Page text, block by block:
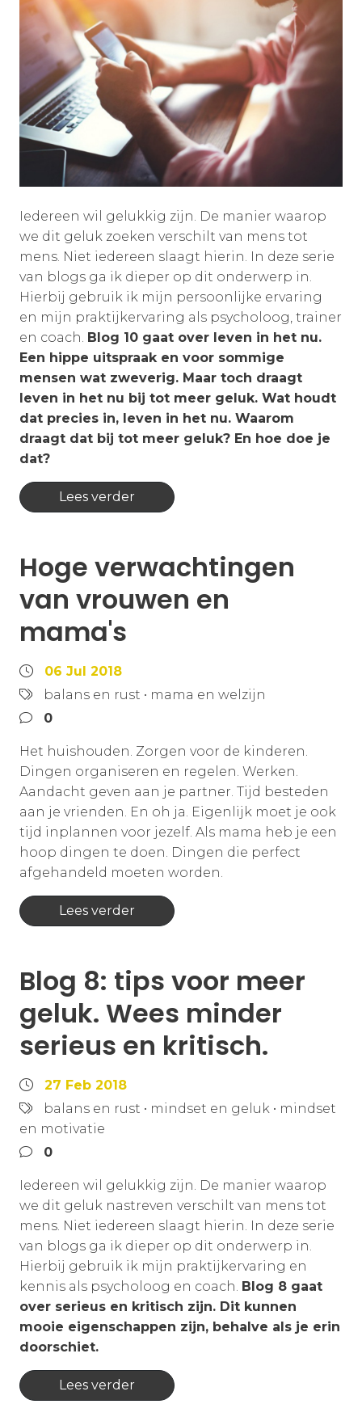
Iedereen wil gelukkig zijn. De manier waarop
we dit geluk zoeken verschilt van mens tot
mens. Niet iedereen slaagt hierin. In deze serie
van blogs ga ik dieper op dit onderwerp in.
Hierbij gebruik ik mijn persoonlijke ervaring
en mijn praktijkervaring als psycholoog, trainer
en coach. Blog 10 gaat over leven in het nu.
Een hippe uitspraak en voor sommige
mensen wat zweverig. Maar toch draagt
leven in het nu bij tot meer geluk. Wat houdt
dat precies in, leven in het nu. Waarom
draagt dat bij tot meer geluk? En hoe doe je
dat?
Lees verder
Hoge verwachtingen
van vrouwen en
mama's
06 Jul 2018
balans en rust • mama en welzijn
0
Het huishouden. Zorgen voor de kinderen.
Dingen organiseren en regelen. Werken.
Aandacht geven aan je partner. Tijd besteden
aan je vrienden. En oh ja. Eigenlijk moet je ook
tijd inplannen voor jezelf. Als mama heb je een
hoop dingen te doen. Dingen die perfect
afgehandeld moeten worden.
Lees verder
Blog 8: tips voor meer
geluk. Wees minder
serieus en kritisch.
27 Feb 2018
balans en rust • mindset en geluk • mindset
en motivatie
0
Iedereen wil gelukkig zijn. De manier waarop
we dit geluk nastreven verschilt van mens tot
mens. Niet iedereen slaagt hierin. In deze serie
van blogs ga ik dieper op dit onderwerp in.
Hierbij gebruik ik mijn praktijkervaring en
kennis als psycholoog en coach. Blog 8 gaat
over serieus en kritisch zijn. Dit kunnen
mooie eigenschappen zijn, behalve als je erin
doorschiet.
Lees verder